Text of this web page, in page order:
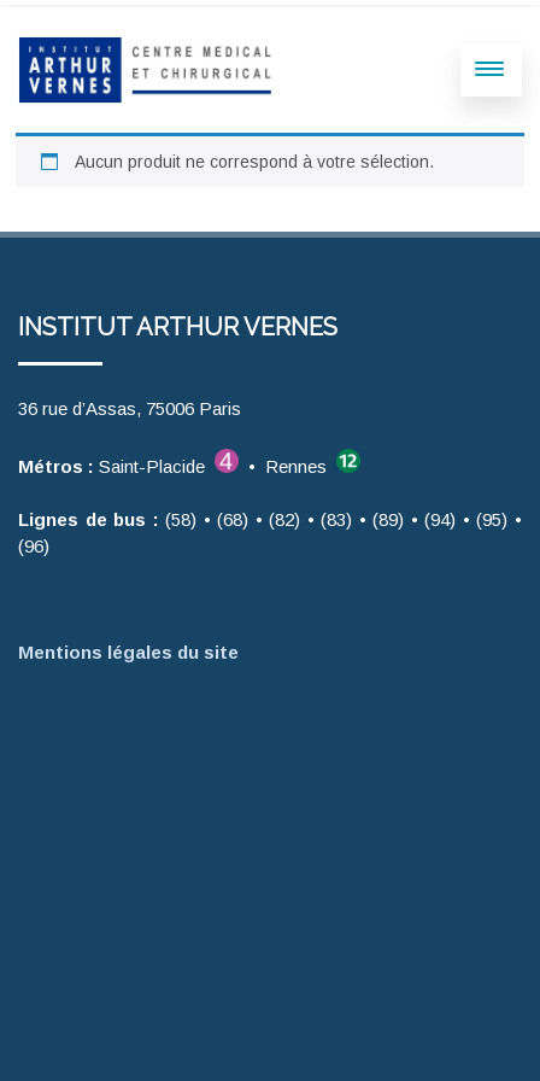
Aucun produit ne correspond à votre sélection.
INSTITUT ARTHUR VERNES
36 rue d’Assas, 75006 Paris
Métros : Saint-Placide • Rennes
Lignes de bus : (58) • (68) • (82) • (83) • (89) • (94) • (95) •
(96)
Mentions légales du site